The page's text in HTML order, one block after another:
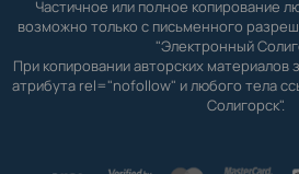
Частичное или полное копирование
возможно только с письменного
"Электронный
При копировании авторских
атрибута rel="nofollow" и любого тела
Солигорск".